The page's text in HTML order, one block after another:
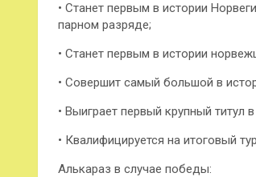
• Станет первым в истории
парном разряде;
• Станет первым в истории
• Совершит самый большой в
• Выиграет первый крупный титул
• Квалифицируется на итоговый
Алькараз в случае победы: